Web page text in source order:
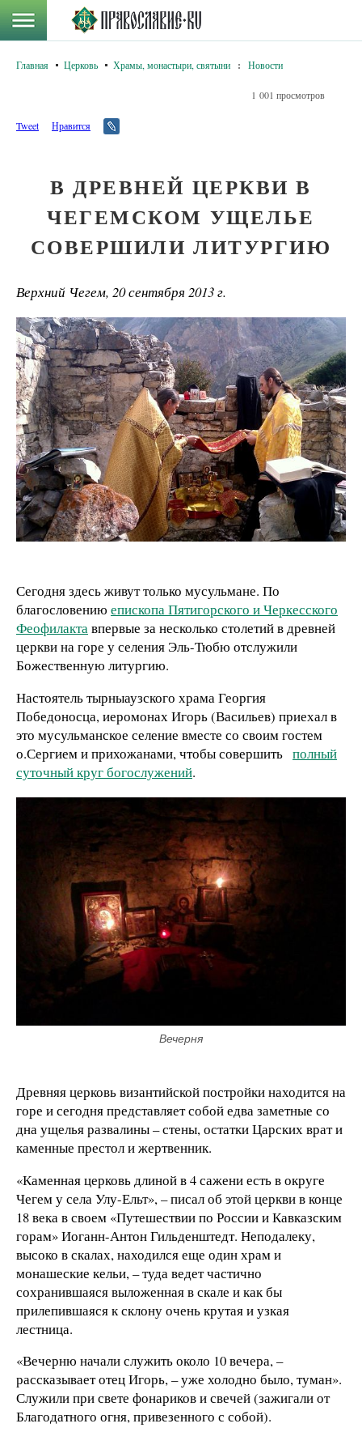
Главная Церковь Храмы, монастыри, святыни : Новости
1 001 просмотров
Tweet Нравится
В ДРЕВНЕЙ ЦЕРКВИ В
ЧЕГЕМСКОМ УЩЕЛЬЕ
СОВЕРШИЛИ ЛИТУРГИЮ
Верхний Чегем, 20 сентября 2013 г.
Сегодня здесь живут только мусульмане. По
благословению епископа Пятигорского и Черкесского
Феофилактавпервые за несколько столетий в древней
церкви на горе у селения Эль-Тюбю отслужили
Божественную литургию.
Настоятель тырныаузского храма Георгия
Победоносца, иеромонах Игорь (Васильев) приехал в
это мусульманское селение вместе со своим гостем
о.Сергием и прихожанами, чтобы совершить полный
суточный круг богослужений.
Вечерня
Древняя церковь византийской постройки находится на
горе и сегодня представляет собой едва заметные со
дна ущелья развалины – стены, остатки Царских врат и
каменные престол и жертвенник.
«Каменная церковь длиной в 4 сажени есть в округе
Чегем у села Улу-Ельт», – писал об этой церкви в конце
18 века в своем «Путешествии по России и Кавказским
горам» Иоганн-Антон Гильденштедт. Неподалеку,
высоко в скалах, находился еще один храм и
монашеские кельи, – туда ведет частично
сохранившаяся выложенная в скале и как бы
прилепившаяся к склону очень крутая и узкая
лестница.
«Вечерню начали служить около 10 вечера, –
рассказывает отец Игорь, – уже холодно было, туман».
Служили при свете фонариков и свечей (зажигали от
Благодатного огня, привезенного с собой).